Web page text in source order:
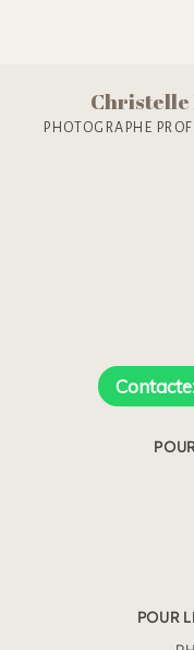
Christelle
PHOTOGRAPHE
POUR